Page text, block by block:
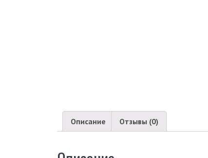
Описание Отзывы (0)